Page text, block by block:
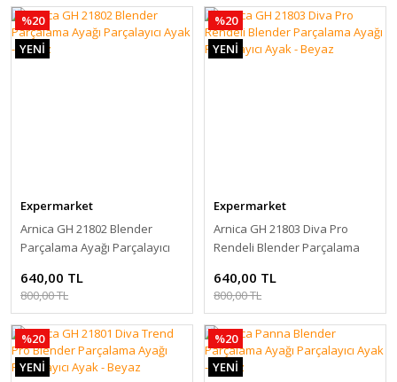
%20
YENİ
Expermarket
Arnica GH 21802 Blender
Parçalama Ayağı Parçalayıcı
640,00 TL
800,00 TL
%20
YENİ
Expermarket
Arnica GH 21803 Diva Pro
Rendeli Blender Parçalama
640,00 TL
800,00 TL
%20
YENİ
%20
YENİ